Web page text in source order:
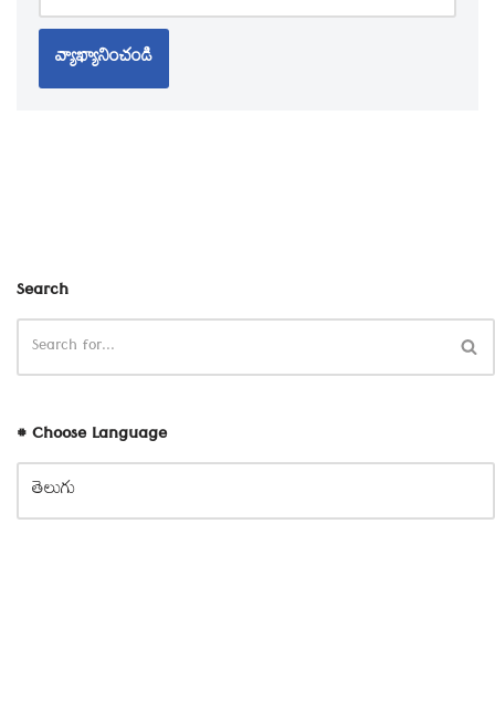
Search
# Choose Language